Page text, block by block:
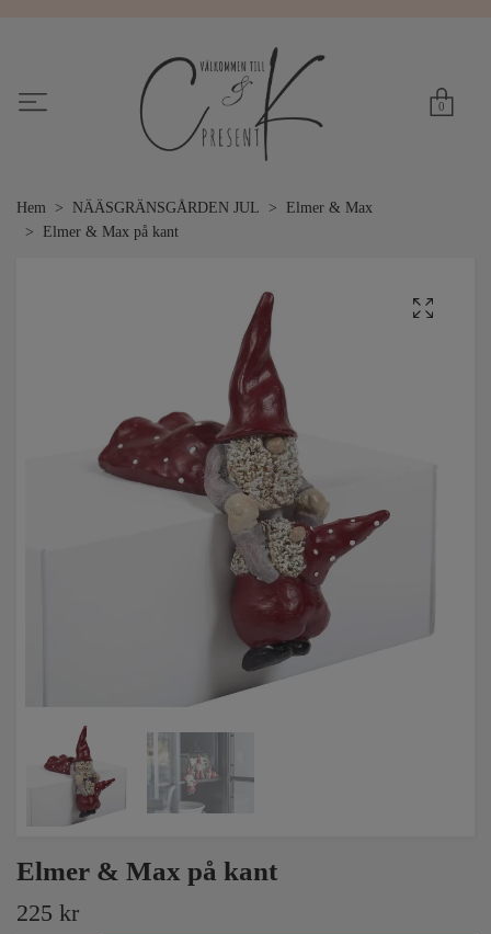
0
Hem NÄÄSGRÄNSGÅRDEN JUL
Elmer & Max
Elmer & Max på kant
Elmer & Max på kant
225 kr